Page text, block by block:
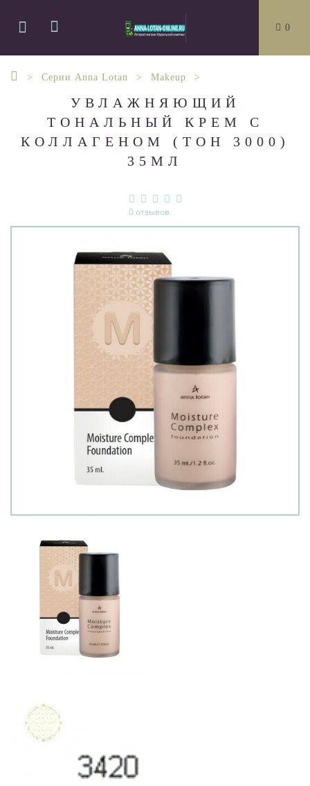
0
Серии Anna Lotan Makeup
УВЛАЖНЯЮЩИЙ
ТОНАЛЬНЫЙ КРЕМ С
КОЛЛАГЕНОМ (ТОН 3000)
35МЛ
0 отзывов